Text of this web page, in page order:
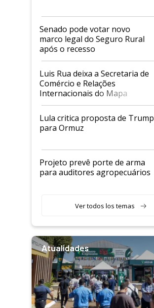
Senado pode votar novo
marco legal do Seguro Rural
após o recesso
Luis Rua deixa a Secretaria de
Comércio e Relações
Internacionais do Mapa
Lula critica proposta de Trump
para Ormuz
Projeto prevê porte de arma
para auditores agropecuários
Ver todos los temas
Atualidades